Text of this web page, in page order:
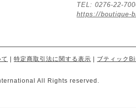
TEL: 0276-22-
https://boutique-
特定商取引法に関する表示 ブティック
All Rights reserved.